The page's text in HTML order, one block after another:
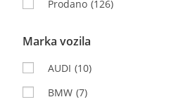
Prodano (126)
Marka vozila
AUDI (10)
BMW (7)